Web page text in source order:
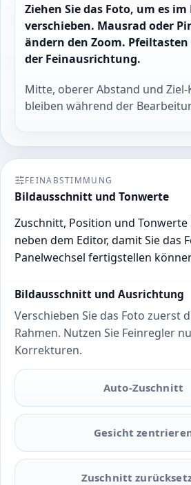
Ziehen Sie das Foto, um es
verschieben. Mausrad oder
ändern den Zoom.
der Feinausrichtung.
Mitte, oberer Abstand und
bleiben während der
FEINABSTIMMUNG
Bildausschnitt und Tonwerte
Zuschnitt, Position und
neben dem Editor, damit Sie das
Panelwechsel fertigstellen
Bildausschnitt und Ausrichtung
Verschieben Sie das Foto zuerst
Rahmen. Nutzen Sie Feinregler
Korrekturen.
Auto-Zuschnitt
Gesicht
Zuschnitt